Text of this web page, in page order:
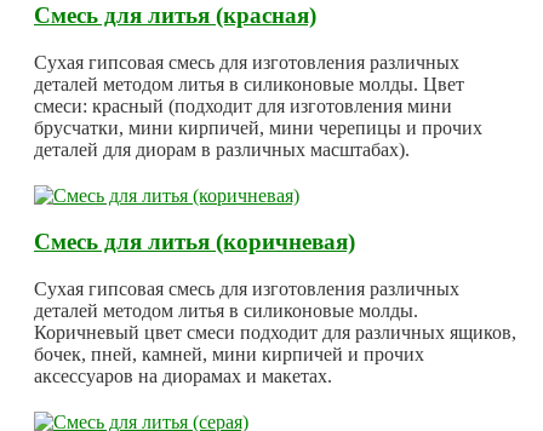
Смесь для литья (красная)
Сухая гипсовая смесь для изготовления различных
деталей методом литья в силиконовые молды. Цвет
смеси: красный (подходит для изготовления мини
брусчатки, мини кирпичей, мини черепицы и прочих
деталей для диорам в различных масштабах).
Смесь для литья (коричневая)
Сухая гипсовая смесь для изготовления различных
деталей методом литья в силиконовые молды.
Коричневый цвет смеси подходит для различных ящиков,
бочек, пней, камней, мини кирпичей и прочих
аксессуаров на диорамах и макетах.